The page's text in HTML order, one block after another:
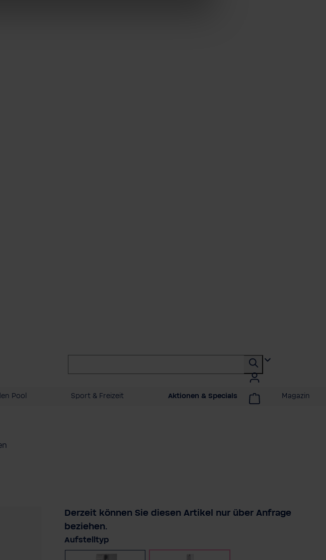
Pool Sport & Freizeit Aktionen & Specials Magazin
Derzeit können Sie diesen Artikel nur über Anfrage
beziehen.
Aufstelltypauswählen